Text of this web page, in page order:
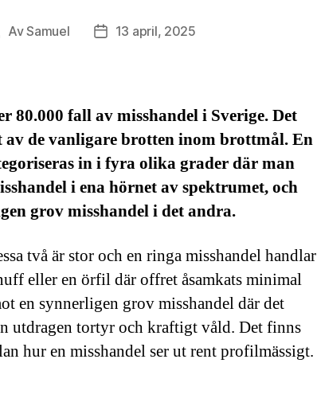
AvSamuel Inläggsdatum
13 april, 2025
80.000 fall av misshandel i Sverige. Det
av de vanligare brotten inom brottmål. En
in i fyra olika grader där man
i ena hörnet av spektrumet, och
grov misshandel i det andra.
två är stor och en ringa misshandel handlar
eller en örfil där offret åsamkats minimal
en synnerligen grov misshandel där det
utdragen tortyr och kraftigt våld. Det finns
hur en misshandel ser ut rent profilmässigt.